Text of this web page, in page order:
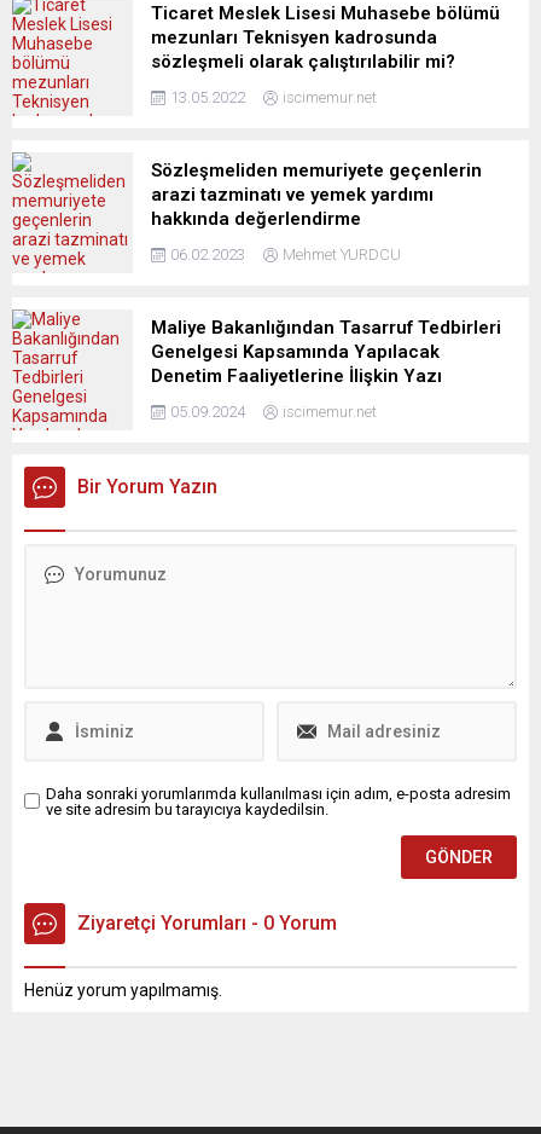
Ticaret Meslek Lisesi Muhasebe bölümü
mezunları Teknisyen kadrosunda
sözleşmeli olarak çalıştırılabilir mi?
13.05.2022 iscimemur.net
Sözleşmeliden memuriyete geçenlerin
arazi tazminatı ve yemek yardımı
hakkında değerlendirme
06.02.2023 Mehmet YURDCU
Maliye Bakanlığından Tasarruf Tedbirleri
Genelgesi Kapsamında Yapılacak
Denetim Faaliyetlerine İlişkin Yazı
05.09.2024 iscimemur.net
Bir Yorum Yazın
Daha sonraki yorumlarımda kullanılması için adım, e-posta adresim
ve site adresim bu tarayıcıya kaydedilsin.
Ziyaretçi Yorumları - 0 Yorum
Henüz yorum yapılmamış.